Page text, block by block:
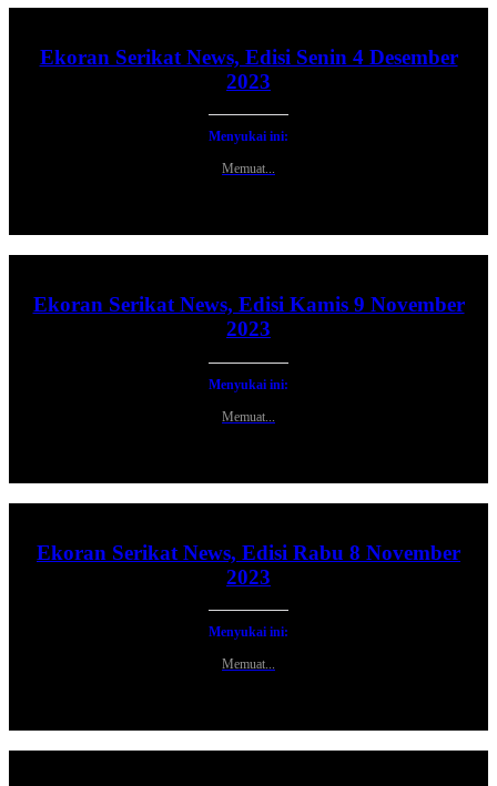
Ekoran Serikat News, Edisi Senin 4 Desember
2023
Menyukai ini:
Memuat...
Ekoran Serikat News, Edisi Kamis 9 November
2023
Menyukai ini:
Memuat...
Ekoran Serikat News, Edisi Rabu 8 November
2023
Menyukai ini:
Memuat...